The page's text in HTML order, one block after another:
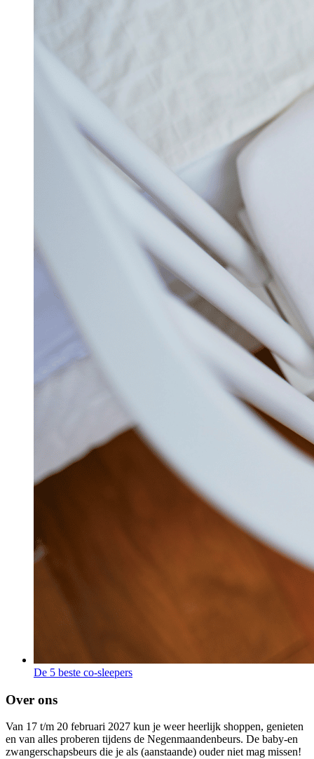
De 5 beste co-sleepers
Over ons
Van 17 t/m 20 februari 2027 kun je weer heerlijk shoppen, genieten
en van alles proberen tijdens de Negenmaandenbeurs. De baby-en
zwangerschapsbeurs die je als (aanstaande) ouder niet mag missen!